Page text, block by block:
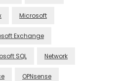
Microsoft
Exchange
SQL Network
OPNsense